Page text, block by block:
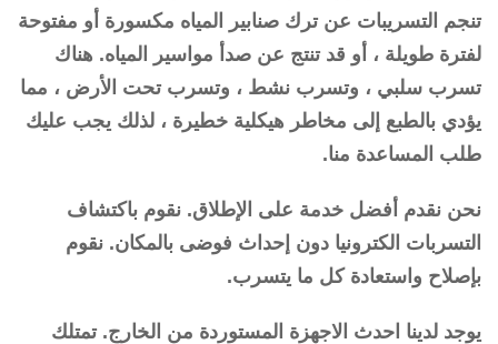
تنجم التسريبات عن ترك صنابير المياه مكسورة أو مفتوحة
لفترة طويلة ، أو قد تنتج عن صدأ مواسير المياه. هناك
تسرب سلبي ، وتسرب نشط ، وتسرب تحت الأرض ، مما
يؤدي بالطبع إلى مخاطر هيكلية خطيرة ، لذلك يجب عليك
طلب المساعدة منا.
نحن نقدم أفضل خدمة على الإطلاق. نقوم باكتشاف
التسربات الكترونيا دون إحداث فوضى بالمكان. نقوم
بإصلاح واستعادة كل ما يتسرب.
يوجد لدينا احدث الاجهزة المستوردة من الخارج. تمتلك